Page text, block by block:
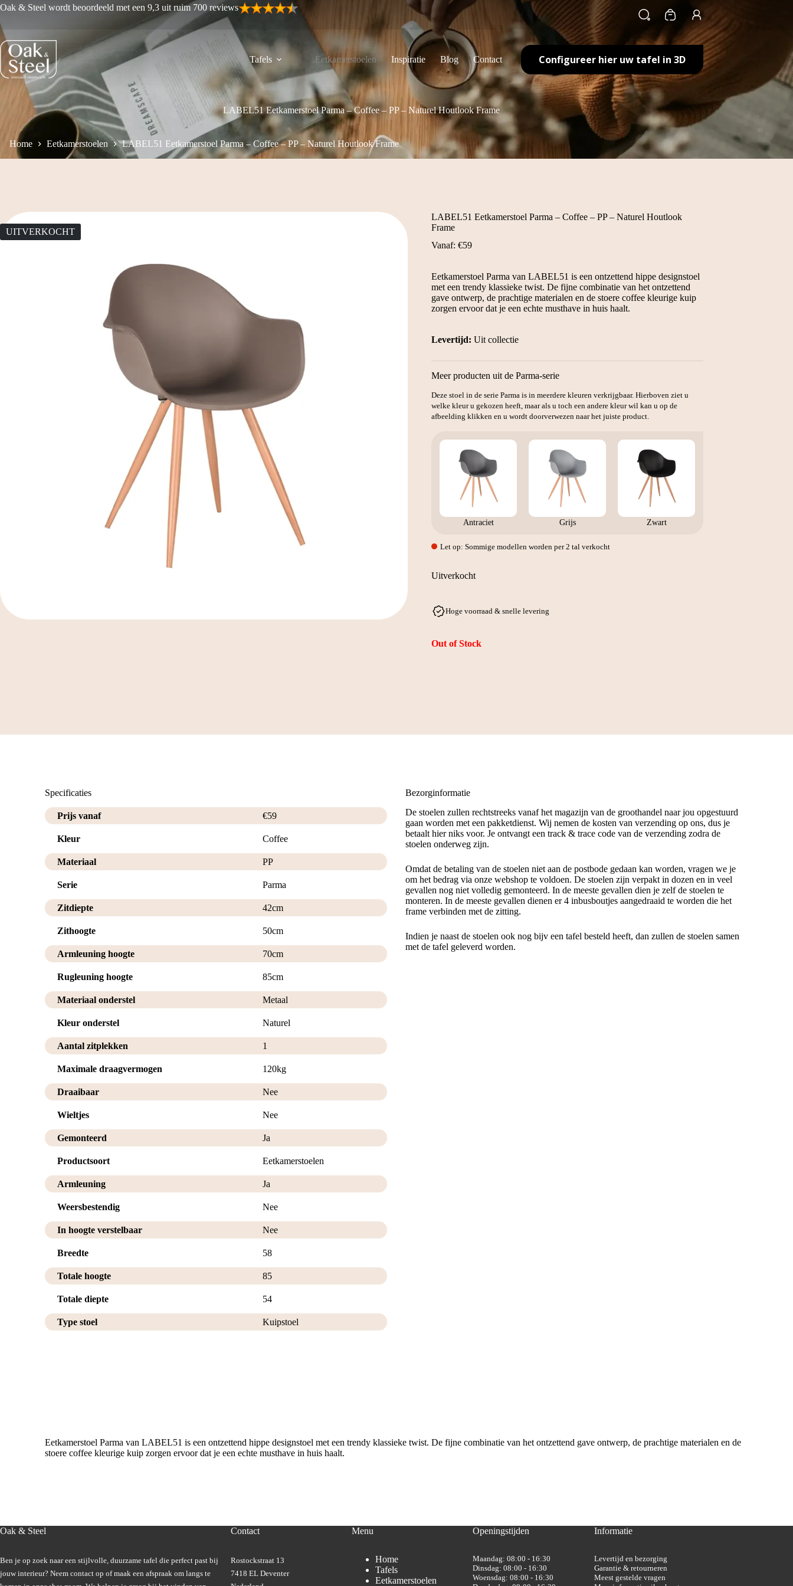
Ga
de
inhoud
Oak & Steel wordt beoordeeld met een 9,3 uit ruim 700 reviews
Winkelwagen
Tafels Eetkamerstoelen Inspiratie Blog Contact Configureer hier uw tafel in 3D
LABEL51 Eetkamerstoel Parma – Coffee – PP – Naturel Houtlook Frame
Home Eetkamerstoelen LABEL51 Eetkamerstoel Parma – Coffee – PP – Naturel Houtlook Frame
UITVERKOCHT
LABEL51 Eetkamerstoel Parma – Coffee – PP – Naturel Houtlook
Frame
Vanaf:€59
Eetkamerstoel Parma van LABEL51 is een ontzettend hippe designstoel
met een trendy klassieke twist. De fijne combinatie van het ontzettend
gave ontwerp, de prachtige materialen en de stoere coffee kleurige kuip
zorgen ervoor dat je een echte musthave in huis haalt.
Levertijd: Uit collectie
Meer producten uit de Parma-serie
Deze stoel in de serie Parma is in meerdere kleuren verkrijgbaar. Hierboven ziet u
welke kleur u gekozen heeft, maar als u toch een andere kleur wil kan u op de
afbeelding klikken en u wordt doorverwezen naar het juiste product.
Antraciet Grijs Zwart
Let op: Sommige modellen worden per 2 tal verkocht
Uitverkocht
Hoge voorraad & snelle levering
Out of Stock
Specificaties
Prijs vanaf €59
Kleur Coffee
Materiaal PP
Serie Parma
Zitdiepte 42cm
Zithoogte 50cm
Armleuning hoogte 70cm
Rugleuning hoogte 85cm
Materiaal onderstel Metaal
Kleur onderstel Naturel
Aantal zitplekken 1
Maximale draagvermogen 120kg
Draaibaar Nee
Wieltjes Nee
Gemonteerd Ja
Productsoort Eetkamerstoelen
Armleuning Ja
Weersbestendig Nee
In hoogte verstelbaar Nee
Breedte 58
Totale hoogte 85
Totale diepte 54
Type stoel Kuipstoel
Bezorginformatie
De stoelen zullen rechtstreeks vanaf het magazijn van de groothandel naar jou opgestuurd
gaan worden met een pakketdienst. Wij nemen de kosten van verzending op ons, dus je
betaalt hier niks voor. Je ontvangt een track & trace code van de verzending zodra de
stoelen onderweg zijn.
Omdat de betaling van de stoelen niet aan de postbode gedaan kan worden, vragen we je
om het bedrag via onze webshop te voldoen. De stoelen zijn verpakt in dozen en in veel
gevallen nog niet volledig gemonteerd. In de meeste gevallen dien je zelf de stoelen te
monteren. In de meeste gevallen dienen er 4 inbusboutjes aangedraaid te worden die het
frame verbinden met de zitting.
Indien je naast de stoelen ook nog bijv een tafel besteld heeft, dan zullen de stoelen samen
met de tafel geleverd worden.
Eetkamerstoel Parma van LABEL51 is een ontzettend hippe designstoel met een trendy klassieke twist. De fijne combinatie van het ontzettend gave ontwerp, de prachtige materialen en de
stoere coffee kleurige kuip zorgen ervoor dat je een echte musthave in huis haalt.
Oak & Steel
Ben je op zoek naar een stijlvolle, duurzame tafel die perfect past bij
jouw interieur? Neem contact op of maak een afspraak om langs te
Contact
Rostockstraat 13
7418 EL Deventer
Menu
Home
Tafels
Eetkamerstoelen
Openingstijden
Maandag: 08:00 - 16:30
Dinsdag: 08:00 - 16:30
Woensdag: 08:00 - 16:30
Informatie
Levertijd en bezorging
Garantie & retourneren
Meest gestelde vragen